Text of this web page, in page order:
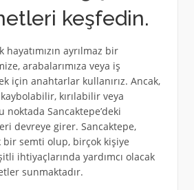
keşfedin.
ayrılmaz bir
arabalarımıza veya iş
için anahtarlar kullanırız. Ancak,
kırılabilir veya
Sancaktepe’deki
devreye girer. Sancaktepe,
bir semti olup, birçok kişiye
ihtiyaçlarında yardımcı olacak
sunmaktadır.